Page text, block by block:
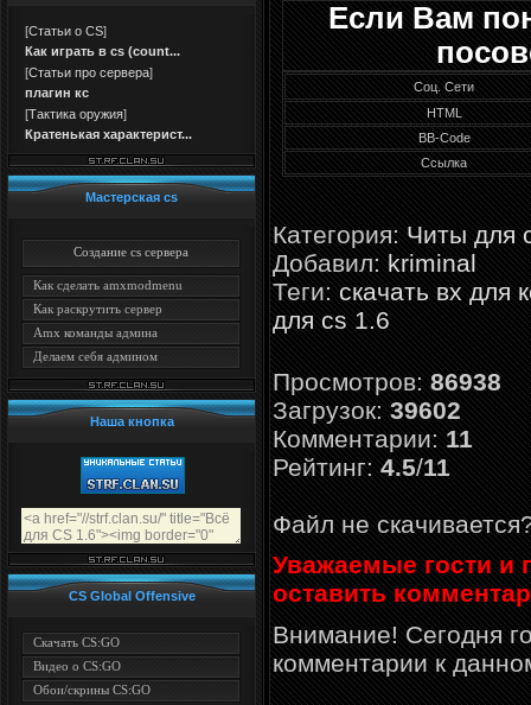
[Статьи о CS]
Как играть в cs (count...
[Статьи про сервера]
плагин кс
[Тактика оружия]
Кратенькая характерист...
Мастерская cs
Создание cs сервера
Как сделать amxmodmenu
Как раскрутить сервер
Amx команды админа
Делаем себя админом
Наша кнопка
CS Global Offensive
Скачать CS:GO
Видео о CS:GO
Обои/скрины CS:GO
Если Вам
Соц. Сети
HTML
BB-Code
Ссылка
Категория:Читы для
Добавил:kriminal
Теги:скачать вх для
для cs 1.6
Просмотров:86938
Загрузок:39602
Комментарии:11
Рейтинг:4.5/11
Файл не
Уважаемые гости и
оставить
Внимание! Сегодня
комментарии к